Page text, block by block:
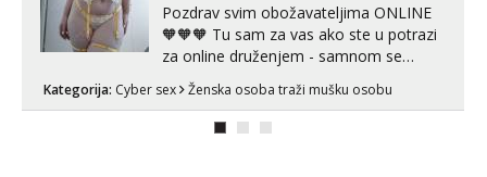
Pozdrav svim obožavateljima ONLINE
🧡🧡🧡 Tu sam za vas ako ste u potrazi
za online druženjem - samnom se
možete zabaviti preko videopoziva, ili
ako vam nisam dovoljna radim i u paru i
trojci s kolegicama, svaka je drugačija
Kategorija: Cyber sex Ženska osoba traži mušku osobu